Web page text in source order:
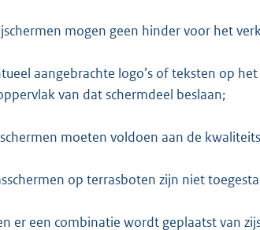
mogen geen hinder voor het
aangebrachte logo’s of teksten op
van dat schermdeel beslaan;
moeten voldoen aan de
op terrasboten zijn niet
er een combinatie wordt geplaatst van